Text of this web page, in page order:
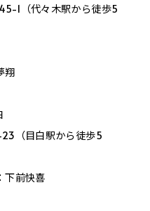
1（代々木駅から徒歩5
翔
（目白駅から徒歩5
下前快喜